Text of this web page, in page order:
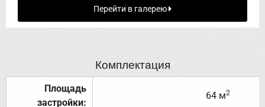
Перейти в галерею
Комплектация
Площадь
застройки:
64 м2